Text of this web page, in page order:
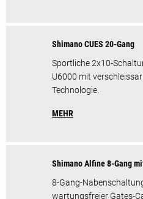
Shimano CUES 20-Gang
Sportliche 2x10-
U6000 mit
Technologie.
MEHR
Shimano Alfine 8-Gang
8-Gang-
wartungsfreier Gates-